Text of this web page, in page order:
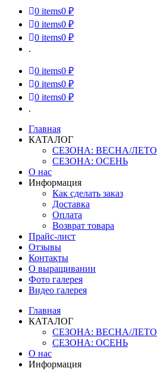
0 items0 ₽
0 items0 ₽
0 items0 ₽
.
0 items0 ₽
0 items0 ₽
0 items0 ₽
.
Главная
КАТАЛОГ
СЕЗОНА: ВЕСНА/ЛЕТО
СЕЗОНА: ОСЕНЬ
О нас
Информация
Как сделать заказ
Доставка
Оплата
Возврат товара
Прайс-лист
Отзывы
Контакты
О выращивании
Фото галерея
Видео галерея
Главная
КАТАЛОГ
СЕЗОНА: ВЕСНА/ЛЕТО
СЕЗОНА: ОСЕНЬ
О нас
Информация